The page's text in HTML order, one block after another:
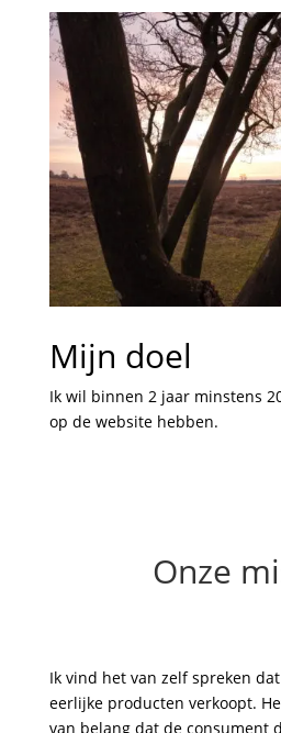
Mijn doel
Ik wil binnen 2 jaar minstens
op de website hebben.
Onze
Ik vind het van zelf spreken
eerlijke producten verkoopt.
van belang dat de consument